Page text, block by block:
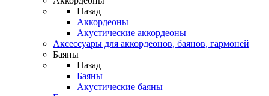
Назад
Аккордеоны
Акустические аккордеоны
Аксессуары для аккордеонов, баянов, гармоней
Баяны
Назад
Баяны
Акустические баяны